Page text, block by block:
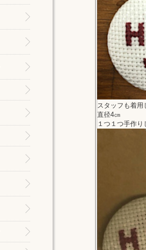
スタッフも着用
直径4㎝
１つ１つ手作